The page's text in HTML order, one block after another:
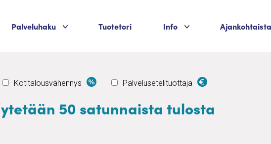
Palveluhaku Palvelukategoriat
Tuotetori Info Palvelukategoriat
Ajankohtaista
Kotitalousvähennys Palvelusetelituottaja
50 satunnaista tulosta